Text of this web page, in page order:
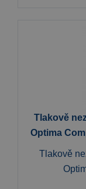
Tlakově
Optima
Tlakově